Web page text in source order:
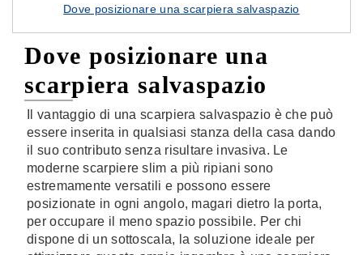
Dove posizionare una scarpiera salvaspazio
Dove posizionare una
scarpiera salvaspazio
Il vantaggio di una scarpiera salvaspazio è che può
essere inserita in qualsiasi stanza della casa dando
il suo contributo senza risultare invasiva. Le
moderne scarpiere slim a più ripiani sono
estremamente versatili e possono essere
posizionate in ogni angolo, magari dietro la porta,
per occupare il meno spazio possibile. Per chi
dispone di un sottoscala, la soluzione ideale per